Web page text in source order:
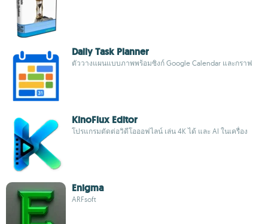
Daily Task Planner
ตัววางแผนแบบภาพพร้อมซิงก์ Google Calendar และกราฟ
KinoFlux Editor
โปรแกรมตัดต่อวิดีโอออฟไลน์ เล่น 4K ได้ และ AI ในเครื่อง
Enigma
ARFsoft